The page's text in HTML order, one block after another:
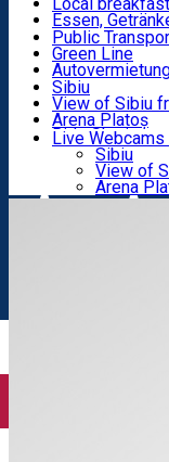
Transport & Parken
Live Webcams
Local
Eislaufen
Yoga
Camping
Zimmer zu
Wohnungen
Unterkunft
Essen,
Pizza
Fast Food
Kaffeestube
Konditorei
Pub, Bar
Nachtclubs
Bäckerei
Public
Green Line
Fahrad verleih
Scooter rentals
Taxi
Ride Sharing
Park-Tickets
Parkplätze
Sibiu
View of Sibiu
Arena Platoș
Live Webcams
Sibiu
View of
Arena
Home City Hall
pentru colectarea